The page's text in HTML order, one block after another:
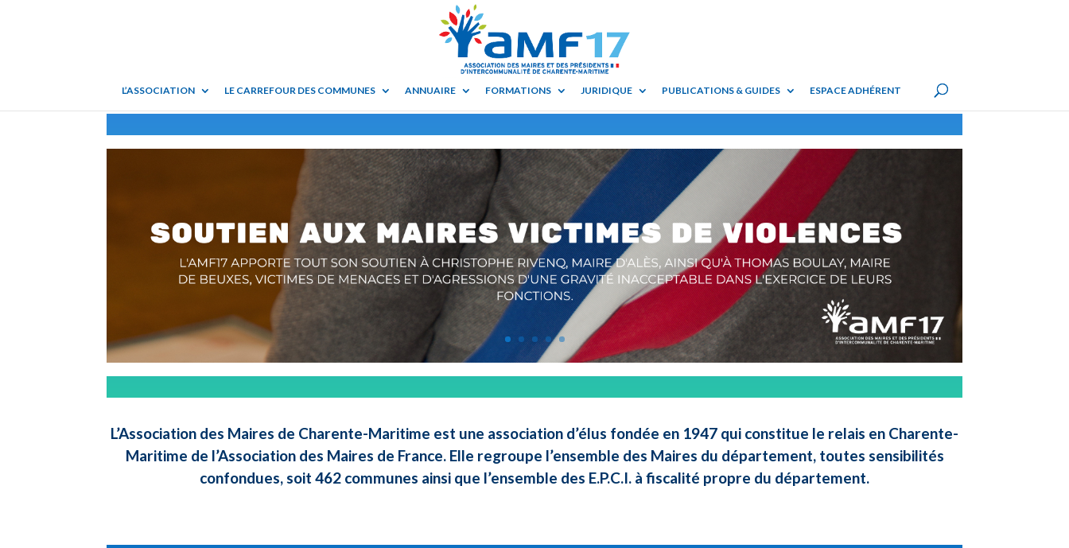
L’ASSOCIATION LE CARREFOUR DES COMMUNES ANNUAIRE FORMATIONS JURIDIQUE PUBLICATIONS & GUIDES ESPACE ADHÉRENT
L’Association des Maires de Charente-Maritime est une association d’élus fondée en 1947 qui constitue le relais en Charente-
Maritime de l’Association des Maires de France. Elle regroupe l’ensemble des Maires du département, toutes sensibilités
confondues, soit 462 communes ainsi que l’ensemble des E.P.C.I. à fiscalité propre du département.